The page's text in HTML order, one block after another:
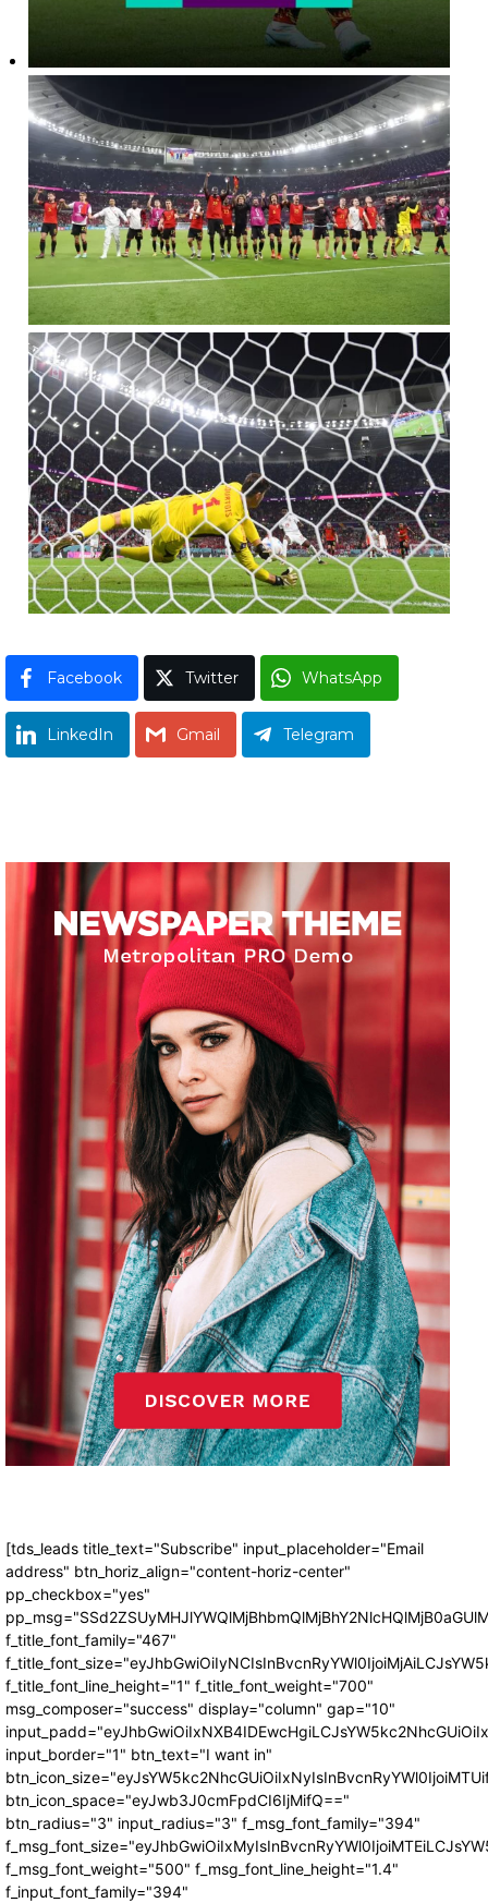
Facebook Twitter WhatsApp
LinkedIn Gmail Telegram
[tds_leads title_text="Subscribe" input_placeholder="Email
address" btn_horiz_align="content-horiz-center"
pp_checkbox="yes"
f_title_font_family="467"
f_title_font_line_height="1" f_title_font_weight="700"
msg_composer="success" display="column" gap="10"
input_border="1" btn_text="I want in"
btn_icon_space="eyJwb3J0cmFpdCI6IjMifQ=="
btn_radius="3" input_radius="3" f_msg_font_family="394"
f_msg_font_weight="500" f_msg_font_line_height="1.4"
f_input_font_family="394"